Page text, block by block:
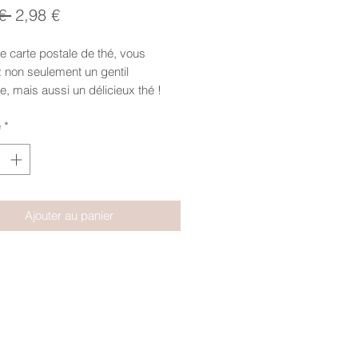
Prix
2,98 €Prix
carte postale de thé, vous
non seulement un gentil
mais aussi un délicieux thé !
écorce de cacao et d'orange,
rose...
Pochette cartonnée.
*
Ajouter au panier